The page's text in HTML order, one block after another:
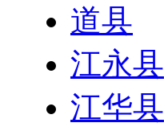
道县
江永县
江华县